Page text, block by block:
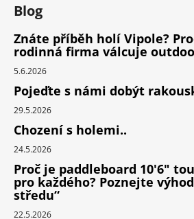
Blog
Znáte příběh holí Vipole?
rodinná firma válcuje
5.6.2026
Pojeďte s námi dobýt
29.5.2026
Chození s holemi..
24.5.2026
Proč je paddleboard 10'6"
pro každého? Poznejte
středu“
22.5.2026